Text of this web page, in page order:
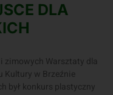
DLA
Warsztaty dla
Kultury w Brzeźnie
był konkurs plastyczny